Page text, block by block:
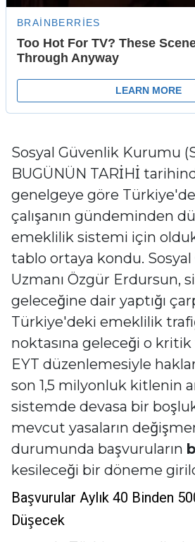
Sosyal Güvenlik Kurumu
BUGÜNÜN TARİHİ
genelgeye göre
çalışanın gündeminden
emeklilik sistemi için
tablo ortaya kondu.
Uzmanı Özgür Erdursun,
geleceğine dair yaptığı
Türkiye'deki emeklilik
noktasına geleceği o kritik
EYT düzenlemesiyle
son 1,5 milyonluk kitlenin
sistemde devasa bir
mevcut yasaların
durumunda başvuruların
kesileceği bir döneme
Başvurular Aylık 40 Binden
Düşecek